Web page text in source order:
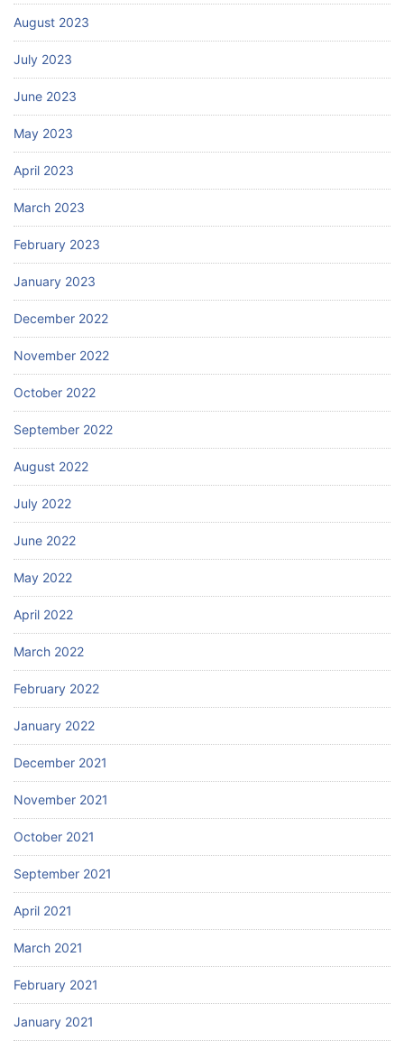
August 2023
July 2023
June 2023
May 2023
April 2023
March 2023
February 2023
January 2023
December 2022
November 2022
October 2022
September 2022
August 2022
July 2022
June 2022
May 2022
April 2022
March 2022
February 2022
January 2022
December 2021
November 2021
October 2021
September 2021
April 2021
March 2021
February 2021
January 2021